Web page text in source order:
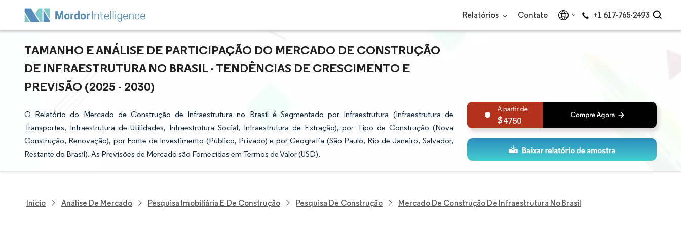
Relatórios Contato +1 617-765-2493
TAMANHO E ANÁLISE DE PARTICIPAÇÃO DO MERCADO DE CONSTRUÇÃO
DE INFRAESTRUTURA NO BRASIL - TENDÊNCIAS DE CRESCIMENTO E
PREVISÃO (2025 - 2030)
O Relatório do Mercado de Construção de Infraestrutura no Brasil é Segmentado por Infraestrutura (Infraestrutura de
Transportes, Infraestrutura de Utilidades, Infraestrutura Social, Infraestrutura de Extração), por Tipo de Construção (Nova
Construção, Renovação), por Fonte de Investimento (Público, Privado) e por Geografia (São Paulo, Rio de Janeiro, Salvador,
Restante do Brasil). As Previsões de Mercado são Fornecidas em Termos de Valor (USD).
4750
Início Análise De Mercado Pesquisa Imobiliária E De Construção Pesquisa De Construção Mercado De Construção De Infraestrutura No Brasil